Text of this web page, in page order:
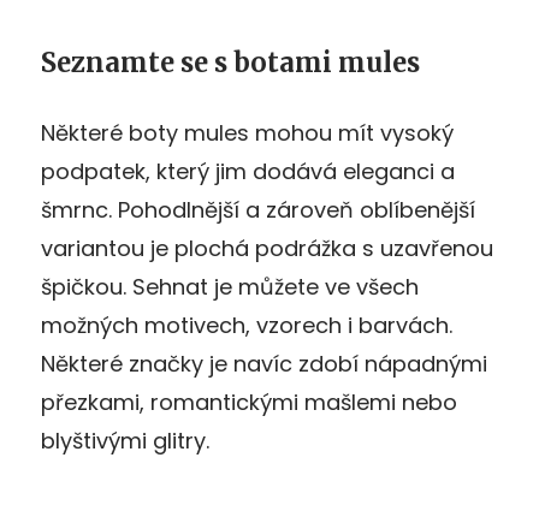
Seznamte se s botami mules
Některé boty mules mohou mít vysoký
podpatek, který jim dodává eleganci a
šmrnc. Pohodlnější a zároveň oblíbenější
variantou je plochá podrážka s uzavřenou
špičkou. Sehnat je můžete ve všech
možných motivech, vzorech i barvách.
Některé značky je navíc zdobí nápadnými
přezkami, romantickými mašlemi nebo
blyštivými glitry.